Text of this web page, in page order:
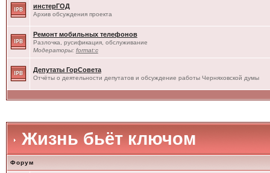
инстерГОД
Архив обсуждения проекта
Ремонт мобильных телефонов
Разлочка, русификация, обслуживание
Модераторы: format:c
Депутаты ГорСовета
Отчёты о деятельности депутатов и обсуждение работы Черняховской думы
Жизнь бьёт ключом
Форум